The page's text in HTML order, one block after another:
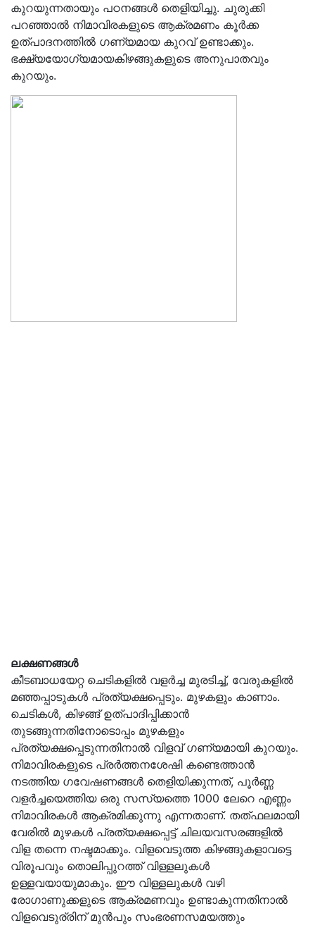
കുറയുന്നതായും പഠനങ്ങള്‍ തെളിയിച്ചു. ചുരുക്കി
പറഞ്ഞാല്‍ നിമാവിരകളുടെ ആക്രമണം കൂര്‍ക്ക
ഉത്പാദനത്തില്‍ ഗണ്യമായ കുറവ് ഉണ്ടാക്കും.
ഭക്ഷ്യയോഗ്യമായകിഴങ്ങുകളുടെ അനുപാതവും
കുറയും.
ലക്ഷണങ്ങള്‍
കീടബാധയേറ്റ ചെടികളില്‍ വളര്‍ച്ച മുരടിച്ച്, വേരുകളില്‍
മഞ്ഞപ്പാടുകള്‍ പ്രത്യക്ഷപ്പെടും. മുഴകളും കാണാം.
ചെടികള്‍, കിഴങ്ങ് ഉത്പാദിപ്പിക്കാന്‍
തുടങ്ങുന്നതിനോടൊപ്പം മുഴകളും
പ്രത്യക്ഷപ്പെടുന്നതിനാല്‍ വിളവ് ഗണ്യമായി കുറയും.
നിമാവിരകളുടെ പ്രര്‍ത്തനശേഷി കണ്ടെത്താന്‍
നടത്തിയ ഗവേഷണങ്ങള്‍ തെളിയിക്കുന്നത്, പൂര്‍ണ്ണ
വളര്‍ച്ചയെത്തിയ ഒരു സസ്യത്തെ 1000 ലേറെ എണ്ണം
നിമാവിരകള്‍ ആക്രമിക്കുന്നു എന്നതാണ്. തത്ഫലമായി
വേരില്‍ മുഴകള്‍ പ്രത്യക്ഷപ്പെട്ട് ചിലയവസരങ്ങളില്‍
വിള തന്നെ നഷ്ടമാക്കും. വിളവെടുത്ത കിഴങ്ങുകളാവട്ടെ
വിരൂപവും തൊലിപ്പുറത്ത് വിള്ളലുകള്‍
ഉള്ളവയായുമാകും. ഈ വിള്ളലുകള്‍ വഴി
രോഗാണുക്കളുടെ ആക്രമണവും ഉണ്ടാകുന്നതിനാല്‍
വിളവെടുര്രിന് മുന്‍പും സംഭരണസമയത്തും